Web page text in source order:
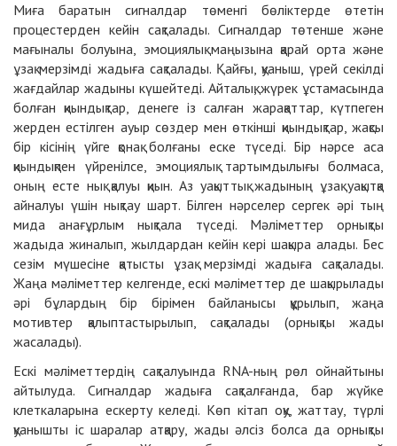
Миға баратын сигналдар төменгі бөліктерде өтетін
процестерден кейін сақталады. Сигналдар төтенше және
мағыналы болуына, эмоциялық маңызына қарай орта және
ұзақ мерзімді жадыға сақталады. Қайғы, қуаныш, үрей секілді
жағдайлар жадыны күшейтеді. Айталық, жүрек ұстамасында
болған қиындықтар, денеге із салған жарақаттар, күтпеген
жерден естілген ауыр сөздер мен өткінші қиындықтар, жақсы
бір кісінің үйге қонақ болғаны еске түседі. Бір нәрсе аса
қиындықпен үйренілсе, эмоциялық тартымдылығы болмаса,
оның есте нық қалуы қиын. Аз уақыттық жадының ұзақ уақытқа
айналуы үшін нықтау шарт. Білген нәрселер сергек әрі тың
мида анағұрлым нықтала түседі. Мәліметтер орнықты
жадыда жиналып, жылдардан кейін кері шақыра алады. Бес
сезім мүшесіне қатысты ұзақ мерзімді жадыға сақталады.
Жаңа мәліметтер келгенде, ескі мәліметтер де шақырылады
әрі бұлардың бір бірімен байланысы құрылып, жаңа
мотивтер қалыптастырылып, сақталады (орнықты жады
жасалады).
Ескі мәліметтердің сақталуында RNA-ның рөл ойнайтыны
айтылуда. Сигналдар жадыға сақталғанда, бар жүйке
клеткаларына ескерту келеді. Көп кітап оқу, жаттау, түрлі
қуанышты іс шаралар атқару, жады әлсіз болса да орнықты